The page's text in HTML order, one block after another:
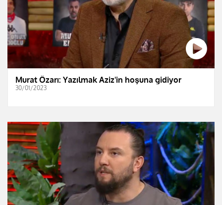
Murat Özarı: Yazılmak Aziz'in hoşuna gidiyor
30/01/2023